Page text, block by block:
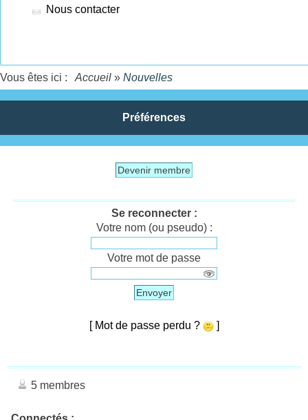
Nous contacter
Vous êtes ici : Accueil » Nouvelles
Préférences
Devenir membre
Se reconnecter :
Votre nom (ou pseudo) :
Votre mot de passe
Envoyer
[ Mot de passe perdu ? ]
5 membres